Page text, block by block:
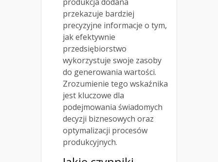
przekazuje bardziej
precyzyjne informacje o tym,
jak efektywnie
przedsiębiorstwo
wykorzystuje swoje zasoby
do generowania wartości.
Zrozumienie tego wskaźnika
jest kluczowe dla
podejmowania świadomych
decyzji biznesowych oraz
optymalizacji procesów
produkcyjnych.